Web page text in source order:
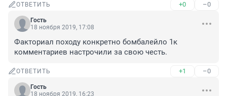
ОТВЕТИТЬ +0 –0
Гость
18 ноября 2019, 17:08
Факториал походу конкретно бомбалейло 1к
комментариев настрочили за свою честь.
ОТВЕТИТЬ +1 –0
Гость
18 ноября 2019, 16:23